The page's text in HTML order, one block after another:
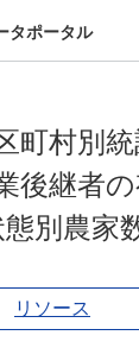
タポータル
村別統
後継者
別農家
リソース